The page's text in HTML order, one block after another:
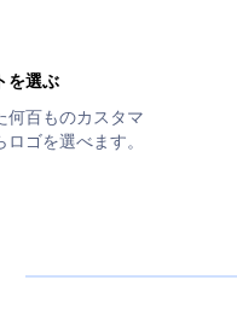
を選ぶ
何百ものカスタマ
ゴを選べます。